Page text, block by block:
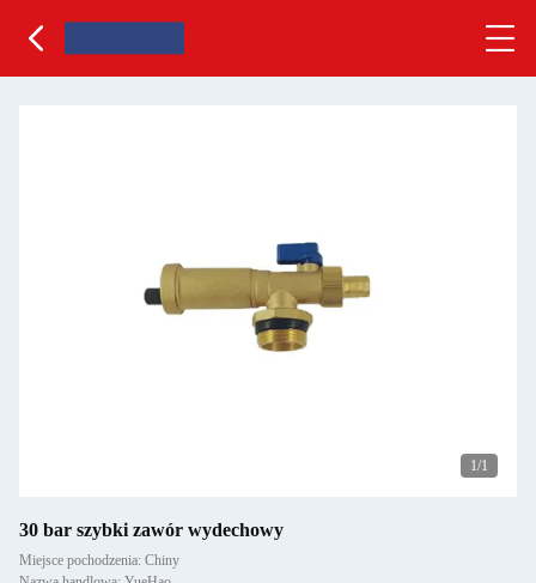
1/1
30 bar szybki zawór wydechowy
Miejsce pochodzenia: Chiny